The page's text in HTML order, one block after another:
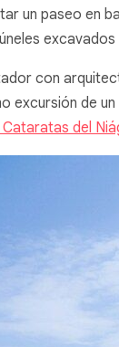
un paseo en
con
de
del